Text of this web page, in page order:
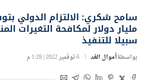
مليار دولار لمكافحة التغيرات
سبيلا للتنفيذ
بواسطةأموال الغد 6 نوفمبر 2022 | 1:28 م